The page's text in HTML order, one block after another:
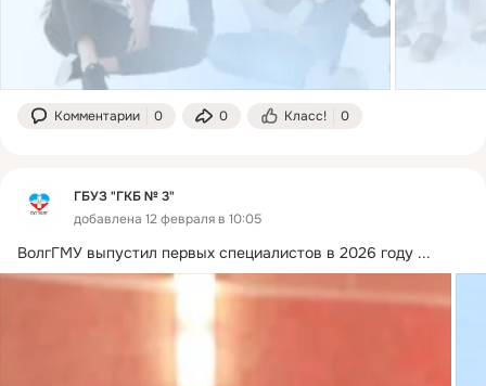
Комментарии 0 0 Класс! 0
ГБУЗ "ГКБ № 3"
добавлена 12 февраля в 10:05
ВолгГМУ выпустил первых специалистов в 2026 году ...